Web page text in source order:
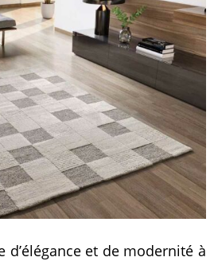
d’élégance et de modernité à